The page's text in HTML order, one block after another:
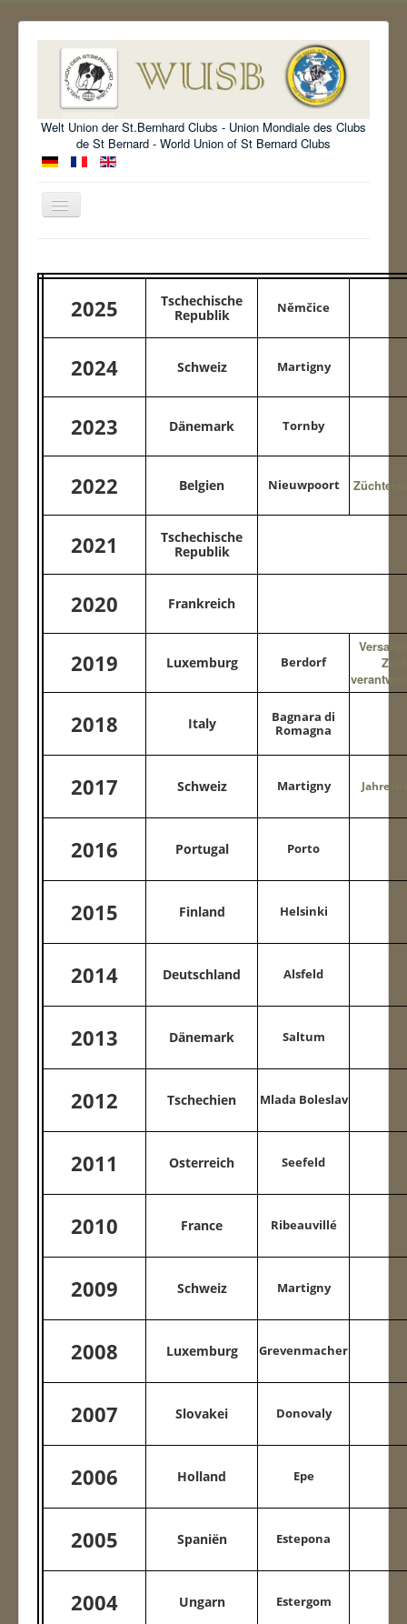
Welt Union der St.Bernhard Clubs - Union Mondiale des Clubs
de St Bernard - World Union of St Bernard Clubs
Navigation
Organisation
Standard
Information
Ausstellung
Contact
WUSB 2026
2025
Tschechische
Republik
Němčice
2024 Schweiz Martigny
2023 Dänemark Tornby
2022 Belgien Nieuwpoort
2021
Tschechische
Republik
2020 Frankreich
2019 Luxemburg Berdorf
2018 Italy
Bagnara di
Romagna
2017 Schweiz Martigny
2016 Portugal Porto
2015 Finland Helsinki
2014 Deutschland Alsfeld
2013 Dänemark Saltum
2012 Tschechien Mlada Boleslav
2011 Osterreich Seefeld
2010 France Ribeauvillé
2009 Schweiz Martigny
2008 Luxemburg Grevenmacher
2007 Slovakei Donovaly
2006 Holland Epe
2005 Spaniën Estepona
2004 Ungarn Estergom